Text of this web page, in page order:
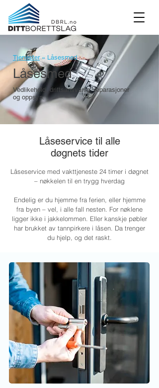
Tjenester» Låsesmed
Låsesmed
Vedlikehold, driftsansvarlig, reparasjoner
og oppsyn.
Låseservice til alle
døgnets tider
Låseservice med vakttjeneste 24 timer i døgnet
– nøkkelen til en trygg hverdag
Endelig er du hjemme fra ferien, eller hjemme
fra byen – vel, i alle fall nesten. For nøklene
ligger ikke i jakkelommen. Eller kanskje pøbler
har brukket av tannpirkere i låsen. Da trenger
du hjelp, og det raskt.